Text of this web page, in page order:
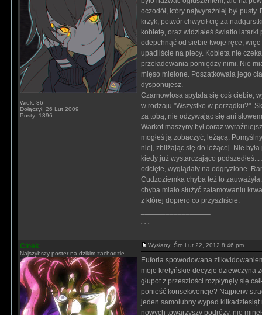
Wiek: 36
Dołączył: 26 Lut 2009
Posty: 1396
oczodół, który najwyraźniej był
krzyk, potwór chwycił cię za
kobietę, oraz widziałeś światło
odepchnąć od siebie twoje ręce, więc
upadliście na plecy. Kobieta nie
przeładowania pomiędzy nimi. Nie
mięso mielone. Poszatkowała jego
dysponujesz.
Czarnowłosa spytała się coś ciebie,
w rodzaju "Wszystko w porządku?".
za tobą, nie odzywając się ani
Warkot maszyny był coraz
mogłeś ją zobaczyć, leżącą.
niej, zbliżając się do leżącej. Nie
kiedy już wystarczająco
odcięte, wyglądały na odgryzione.
Cudzoziemka chyba też to
chyba miało służyć zatamowaniu
z której dopiero co przyszliście.
. . .
Cinek
Najszybszy poster na dzikim zachodzie
Wysłany: Śro Lut 22, 2012 8:46 pm
Euforia spowodowana
moje kretyńskie decyzje dziewczyna
głupot z przeszłości rozpłynęły się
ponieść konsekwencje? Najpierw
jeden samolubny wypad kilkadziesiąt
nowych towarzyszy podróży, nie